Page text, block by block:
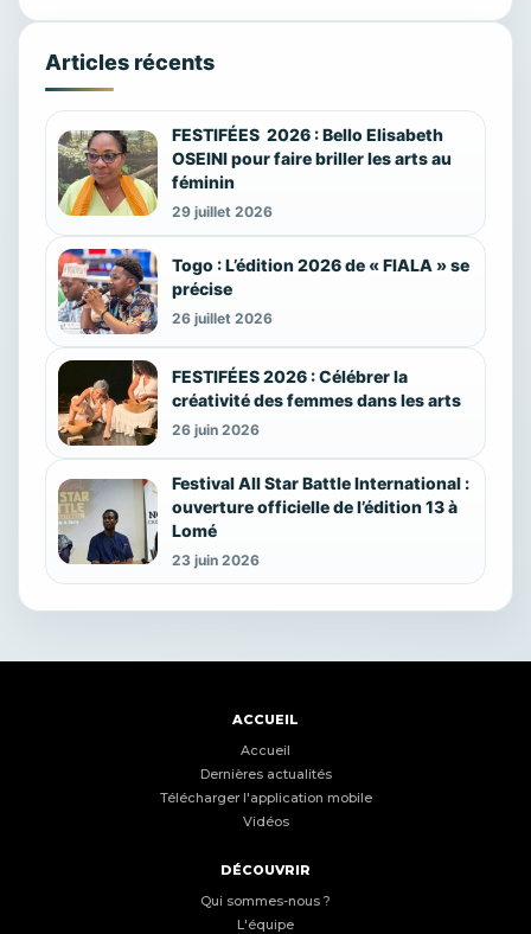
Articles récents
FESTIFÉES 2026 : Bello Elisabeth
OSEINI pour faire briller les arts au
féminin
29 juillet 2026
Togo : L’édition 2026 de « FIALA » se
précise
26 juillet 2026
FESTIFÉES 2026 : Célébrer la
créativité des femmes dans les arts
26 juin 2026
Festival All Star Battle International :
ouverture officielle de l’édition 13 à
Lomé
23 juin 2026
ACCUEIL
Accueil
Dernières actualités
Télécharger l'application mobile
Vidéos
DÉCOUVRIR
Qui sommes-nous ?
L'équipe